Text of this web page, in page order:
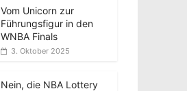
Vom Unicorn zur
Führungsfigur in den
WNBA Finals
3. Oktober 2025
Nein, die NBA Lottery